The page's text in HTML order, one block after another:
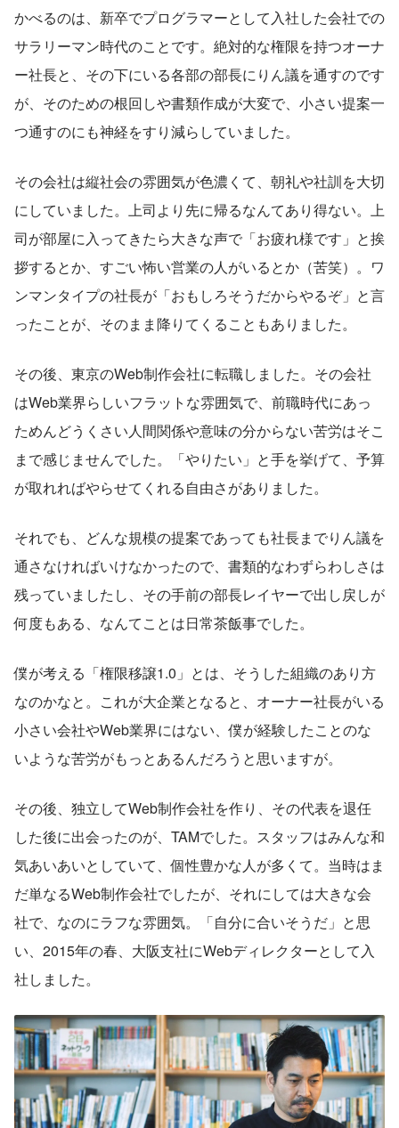
かべるのは、新卒でプログラマーとして入社した会社での
サラリーマン時代のことです。絶対的な権限を持つオーナ
ー社長と、その下にいる各部の部長にりん議を通すのです
が、そのための根回しや書類作成が大変で、小さい提案一
つ通すのにも神経をすり減らしていました。
その会社は縦社会の雰囲気が色濃くて、朝礼や社訓を大切
にしていました。上司より先に帰るなんてあり得ない。上
司が部屋に入ってきたら大きな声で「お疲れ様です」と挨
拶するとか、すごい怖い営業の人がいるとか（苦笑）。ワ
ンマンタイプの社長が「おもしろそうだからやるぞ」と言
ったことが、そのまま降りてくることもありました。
その後、東京のWeb制作会社に転職しました。その会社
はWeb業界らしいフラットな雰囲気で、前職時代にあっ
ためんどうくさい人間関係や意味の分からない苦労はそこ
まで感じませんでした。「やりたい」と手を挙げて、予算
が取れればやらせてくれる自由さがありました。
それでも、どんな規模の提案であっても社長までりん議を
通さなければいけなかったので、書類的なわずらわしさは
残っていましたし、その手前の部長レイヤーで出し戻しが
何度もある、なんてことは日常茶飯事でした。
僕が考える「権限移譲1.0」とは、そうした組織のあり方
なのかなと。これが大企業となると、オーナー社長がいる
小さい会社やWeb業界にはない、僕が経験したことのな
いような苦労がもっとあるんだろうと思いますが。
その後、独立してWeb制作会社を作り、その代表を退任
した後に出会ったのが、TAMでした。スタッフはみんな和
気あいあいとしていて、個性豊かな人が多くて。当時はま
だ単なるWeb制作会社でしたが、それにしては大きな会
社で、なのにラフな雰囲気。「自分に合いそうだ」と思
い、2015年の春、大阪支社にWebディレクターとして入
社しました。